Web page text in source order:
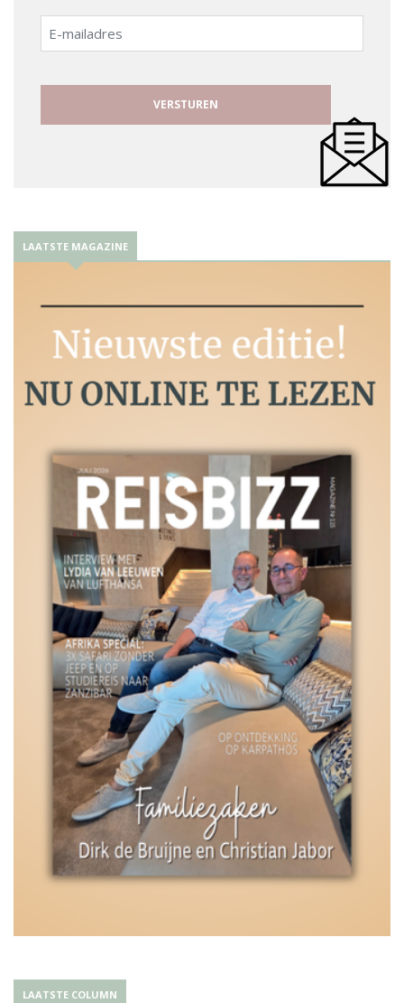
E-
mailadres
LAATSTE MAGAZINE
LAATSTE COLUMN